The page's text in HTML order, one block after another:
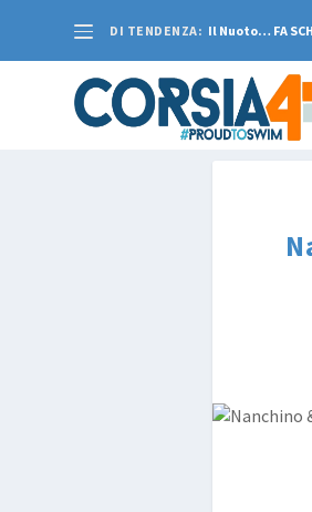
DI TENDENZA: Il Nuoto… FA